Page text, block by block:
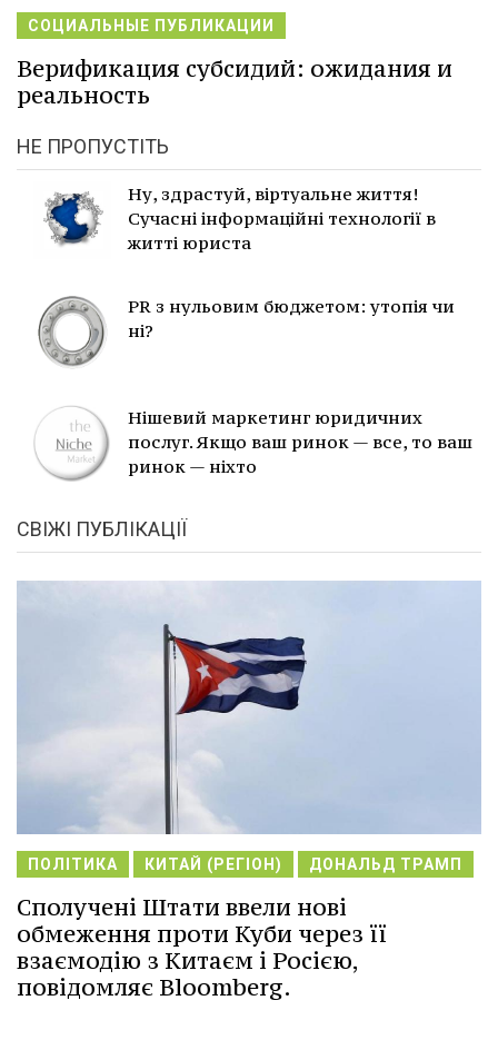
СОЦИАЛЬНЫЕ ПУБЛИКАЦИИ
Верификация субсидий: ожидания и
реальность
НЕ ПРОПУСТІТЬ
Ну, здрастуй, віртуальне життя!
Сучасні інформаційні технології в
житті юриста
PR з нульовим бюджетом: утопія чи
ні?
Нішевий маркетинг юридичних
послуг. Якщо ваш ринок — все, то ваш
ринок — ніхто
СВІЖІ ПУБЛІКАЦІЇ
ПОЛІТИКА КИТАЙ (РЕГІОН) ДОНАЛЬД ТРАМП
Сполучені Штати ввели нові
обмеження проти Куби через її
взаємодію з Китаєм і Росією,
повідомляє Bloomberg.